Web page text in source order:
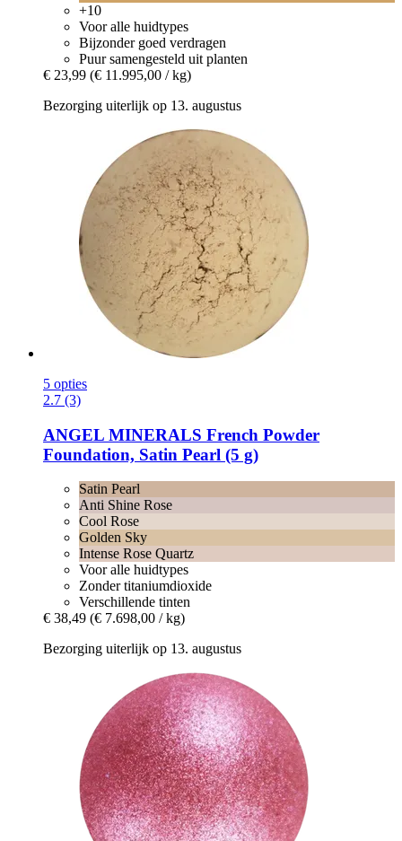
+10
Voor alle huidtypes
Bijzonder goed verdragen
Puur samengesteld uit planten
€ 23,99 (€ 11.995,00 / kg)
Bezorging uiterlijk op 13. augustus
5 opties
2.7 (3)
ANGEL MINERALS French Powder
Foundation, Satin Pearl (5 g)
Satin Pearl
Anti Shine Rose
Cool Rose
Golden Sky
Intense Rose Quartz
Voor alle huidtypes
Zonder titaniumdioxide
Verschillende tinten
€ 38,49 (€ 7.698,00 / kg)
Bezorging uiterlijk op 13. augustus